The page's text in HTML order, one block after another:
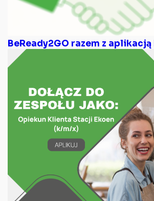
BeReady2GO razem z aplikacją